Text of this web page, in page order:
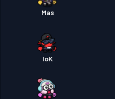
Mas
loK